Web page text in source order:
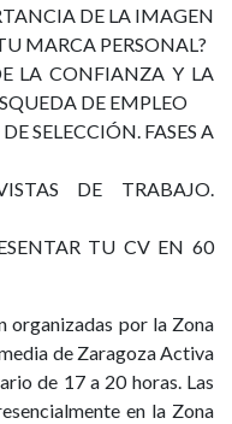
DE LA IMAGEN
MARCA PERSONAL?
LA CONFIANZA Y LA
DE EMPLEO
SELECCIÓN. FASES A
DE TRABAJO.
TU CV EN 60
organizadas por la Zona
de Zaragoza Activa
de 17 a 20 horas. Las
en la Zona